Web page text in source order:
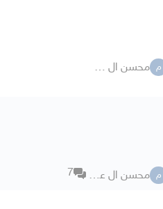
م محسن ال عمير
م محسن ال عمير 7